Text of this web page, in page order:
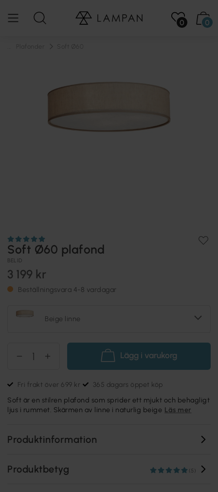
0 0
Soft Ø60 plafond
BELID
3 199 kr
Beställningsvara 4-8 vardagar
Beige linne
Lägg i varukorg
Fri frakt över 699 kr 365 dagars öppet köp
Soft är en stilren plafond som sprider ett mjukt och behagligt
ljus i rummet. Skärmen av linne i naturlig beige Läs mer
Produktinformation
Produktbetyg (5)